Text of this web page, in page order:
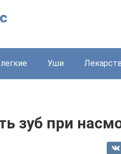
Уши
зуб при